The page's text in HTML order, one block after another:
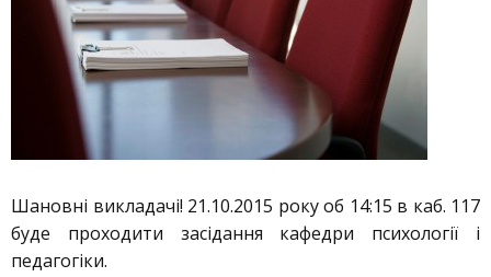
Шановні викладачі! 21.10.2015 року об 14:15 в каб. 117
буде проходити засідання кафедри психології і
педагогіки.